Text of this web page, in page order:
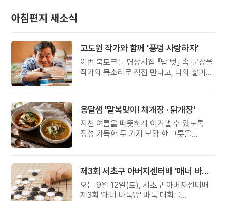
아침편지 새소식
고도원 작가와 함께 '풍덩 사랑하자'
이번 북토크는 명상시집 『밥 벗』 속 문장을
작가의 목소리로 직접 만나고, 나의 삶과
옹달샘 '말복맞이! 채개장 · 닭개장'
지친 여름을 따뜻하게 이겨낼 수 있도록
정성 가득한 두 가지 보양 한 그릇을
제3회 서초구 아버지센터배 '매너 바둑왕' 대회
오는 9월 12일(토), 서초구 아버지센터배
제3회 '매너 바둑왕' 바둑 대회를